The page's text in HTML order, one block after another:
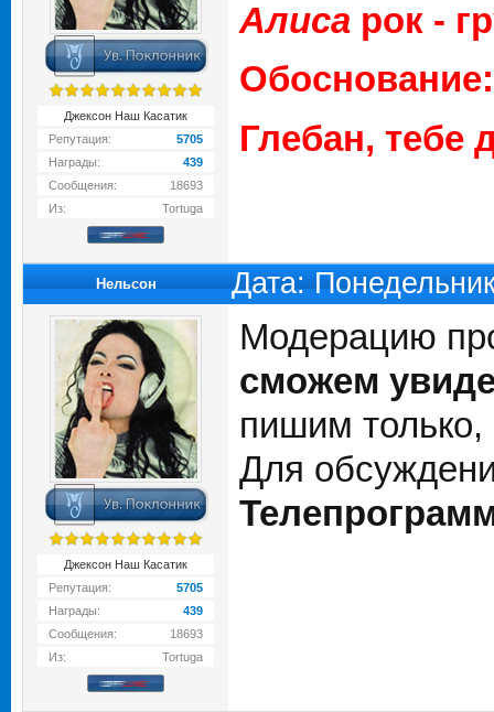
Джексон Наш Касатик
Репутация:
5705
Награды:
439
Сообщения:
18693
Из:
Tortuga
Алиса рок -
Глебан, тебе
Нельсон Дата:
Джексон Наш Касатик
Репутация:
5705
Награды:
439
Сообщения:
18693
Из:
Tortuga
Модерацию
сможем
пишим
Для